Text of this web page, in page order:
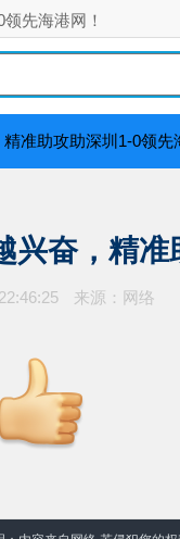
先海港网！
准助攻助深圳1-0领先
兴奋，精
来源：网络